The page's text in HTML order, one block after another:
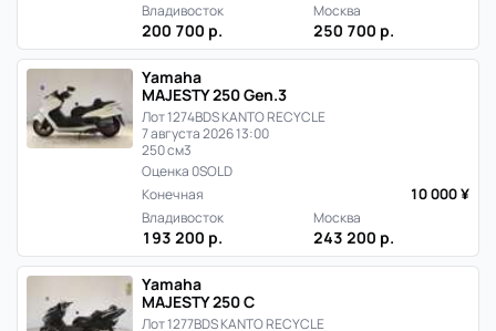
Владивосток
200 700 р.
Москва
250 700 р.
Yamaha
MAJESTY 250 Gen.3
Лот 1274BDS KANTO RECYCLE
7 августа 2026 13:00
250 см3
Оценка 0SOLD
Конечная
10 000 ¥
Владивосток
193 200 р.
Москва
243 200 р.
Yamaha
MAJESTY 250 C
Лот 1277BDS KANTO RECYCLE